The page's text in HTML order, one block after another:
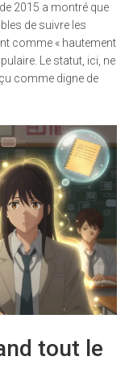
2015 a montré que
de suivre les
comme « hautement
Le statut, ici, ne
comme digne de
tout le